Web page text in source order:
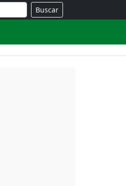
Buscar